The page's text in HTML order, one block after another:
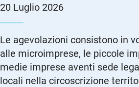
20 Luglio 2026
Le agevolazioni consistono in
alle microimprese, le piccole
medie imprese aventi sede
locali nella circoscrizione